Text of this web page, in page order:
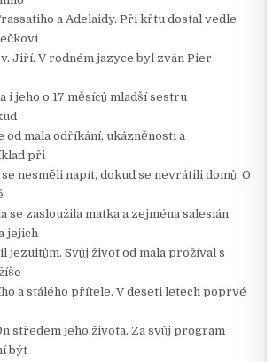
a Adelaidy. Při křtu dostal vedle
Jiří. V rodném jazyce byl zván Pier
i jeho o 17 měsíců mladší sestru
od mala odříkání, ukázněnosti a
při
nesměli napít, dokud se nevrátili domů. O
se zasloužila matka a zejména salesián
jejich
jezuitům. Svůj život od mala prožíval s
a stálého přítele. V deseti letech poprvé
středem jeho života. Za svůj program
být